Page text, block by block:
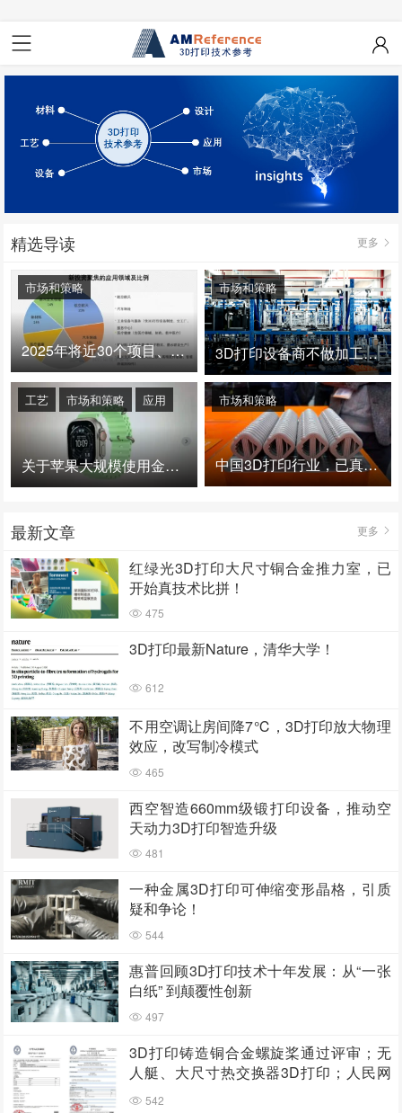
精选导读 更多
2025年将近30个项目、150亿投资：3D打印真的迎来爆发拐点了吗
市场和策略
3D打印设备商不做加工服务，就成了旁观者！
市场和策略
关于苹果大规模使用金属3D打印的思考
工艺 市场和策略 应用
中国3D打印行业，已真正进入爆发时代！
市场和策略
最新文章 更多
红绿光3D打印大尺寸铜合金推力室，已
开始真技术比拼！
475
3D打印最新Nature，清华大学！
612
不用空调让房间降7℃，3D打印放大物理
效应，改写制冷模式
465
西空智造660mm级锻打印设备，推动空
天动力3D打印智造升级
481
一种金属3D打印可伸缩变形晶格，引质
疑和争论！
544
惠普回顾3D打印技术十年发展：从“一张
白纸” 到颠覆性创新
497
3D打印铸造铜合金螺旋桨通过评审；无
人艇、大尺寸热交换器3D打印；人民网
报道两家3D打印企业
542